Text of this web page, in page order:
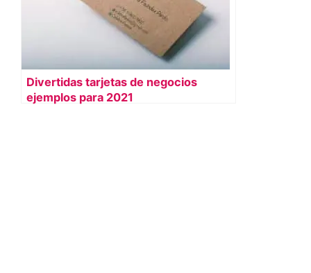
Divertidas tarjetas de negocios
ejemplos para 2021